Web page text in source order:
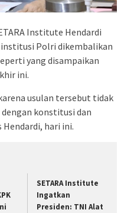
Institute Hendardi
institusi Polri dikembalikan
yang disampaikan
ini.
usulan tersebut tidak
konstitusi dan
hari ini.
SETARA Institute
Ingatkan
Presiden: TNI Alat